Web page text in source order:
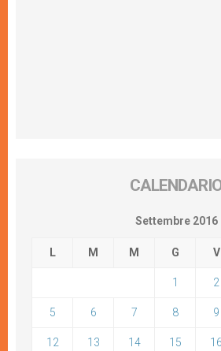
Settembre 2016
L M M G V
1 2
5 6 7 8 9
12 13 14 15 16